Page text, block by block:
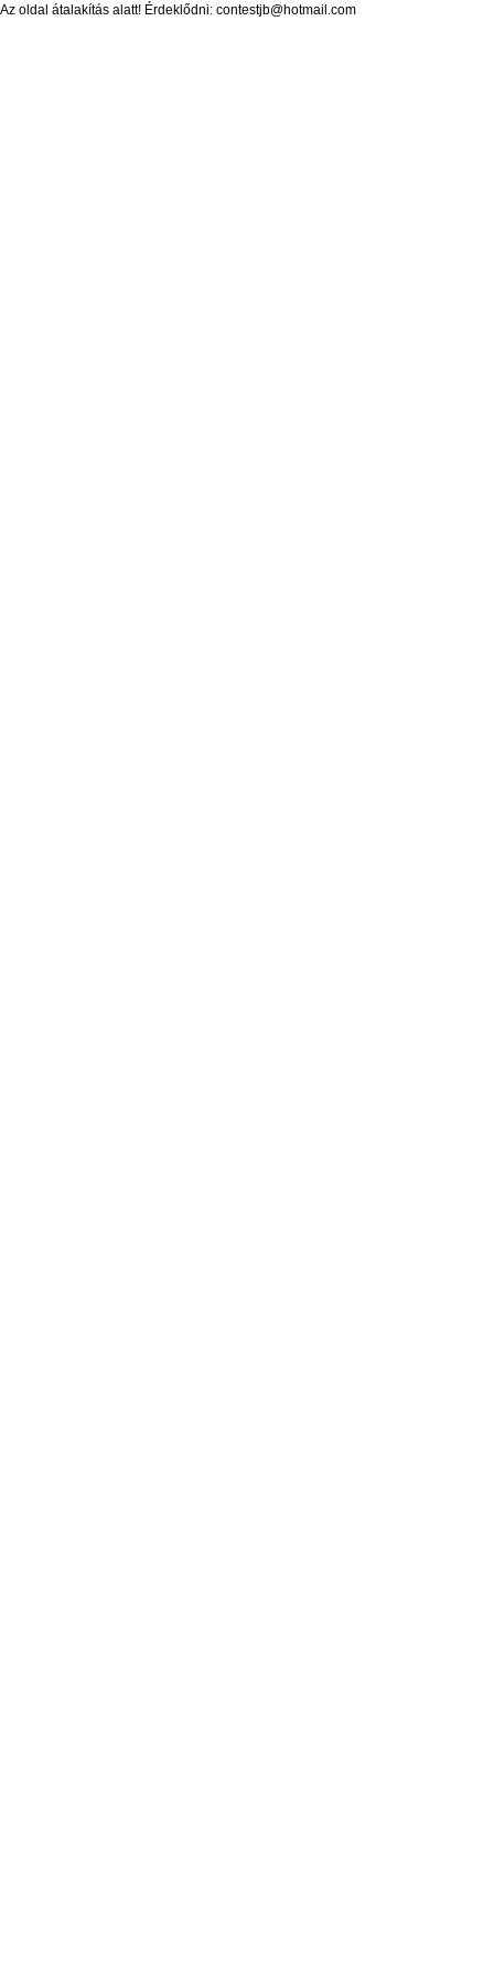
Az oldal átalakítás alatt! Érdeklődni: contestjb@hotmail.com